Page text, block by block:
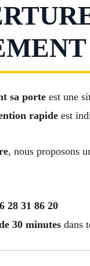
sa porte est une
rapide est
, nous proposons
28 31 86 20
30 minutes dans